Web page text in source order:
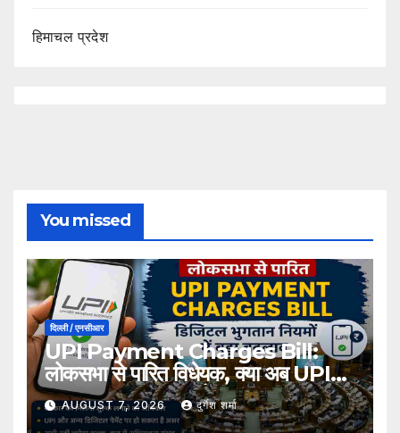
हिमाचल प्रदेश
You missed
दिल्ली / एनसीआर
UPI Payment Charges Bill:
लोकसभा से पारित विधेयक, क्या अब UPI
भुगतान पर लग सकता है शुल्क?
AUGUST 7, 2026 दुर्गेश शर्मा